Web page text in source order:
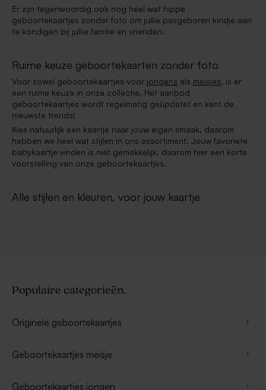
Er zijn tegenwoordig ook nog heel wat hippe
geboortekaartjes zonder foto om jullie pasgeboren kindje aan
te kondigen bij jullie familie en vrienden.
Ruime keuze geboortekaarten zonder foto
Voor zowel geboortekaartjes voor jongens als meisjes, is er
een ruime keuze in onze collectie. Het aanbod
geboortekaartjes wordt regelmatig geüpdatet en kent de
nieuwste trends!
Kies natuurlijk een kaartje naar jouw eigen smaak, daarom
hebben we heel wat stijlen in ons assortiment. Jouw favoriete
babykaartje vinden is niet gemakkelijk, daarom hier een korte
voorstelling van onze geboortekaartjes.
Alle stijlen en kleuren, voor jouw kaartje
Populaire categorieën.
Originele geboortekaartjes
Geboortekaartjes meisje
Geboortekaartjes jongen